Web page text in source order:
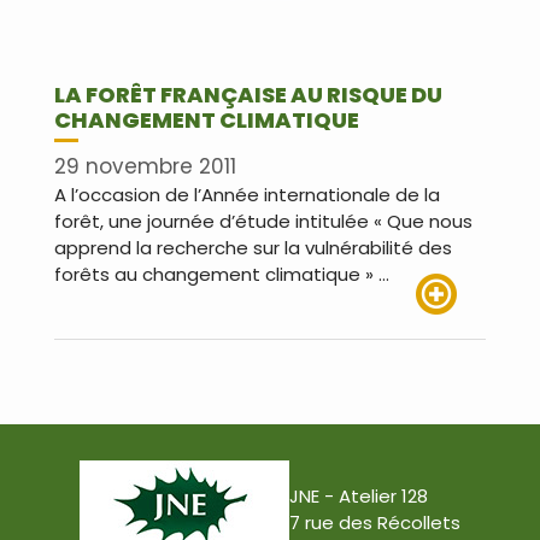
LA FORÊT FRANÇAISE AU RISQUE DU
CHANGEMENT CLIMATIQUE
29 novembre 2011
A l’occasion de l’Année internationale de la
forêt, une journée d’étude intitulée « Que nous
apprend la recherche sur la vulnérabilité des
forêts au changement climatique » …
JNE - Atelier 128
7 rue des Récollets